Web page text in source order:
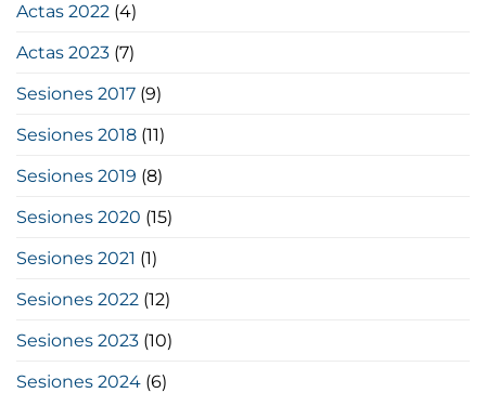
Actas 2022 (4)
Actas 2023 (7)
Sesiones 2017 (9)
Sesiones 2018 (11)
Sesiones 2019 (8)
Sesiones 2020 (15)
Sesiones 2021 (1)
Sesiones 2022 (12)
Sesiones 2023 (10)
Sesiones 2024 (6)